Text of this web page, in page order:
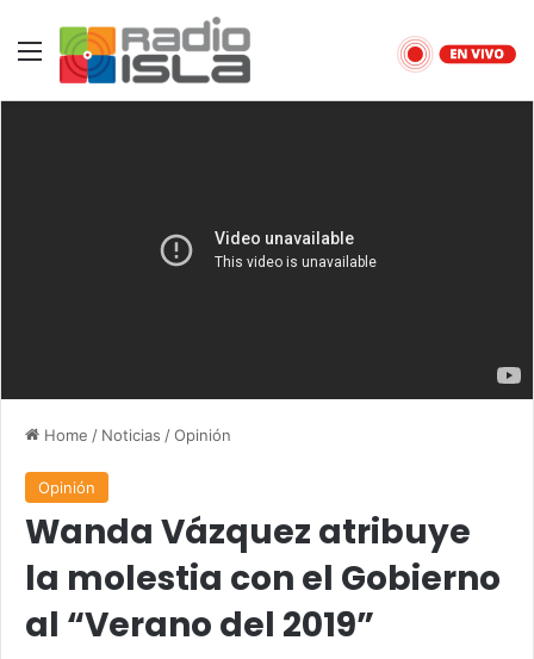
Menu
Home / Noticias /Opinión
Opinión
Wanda Vázquez atribuye
la molestia con el Gobierno
al “Verano del 2019”